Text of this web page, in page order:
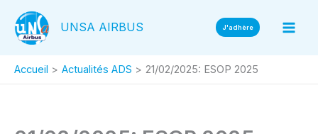
contenu
UNSA AIRBUS J'adhère
Accueil Actualités ADS 21/02/2025: ESOP 2025